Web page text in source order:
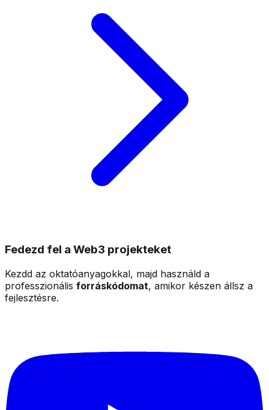
Fedezd fel a Web3 projekteket
Kezdd az oktatóanyagokkal, majd használd a
professzionális forráskódomat, amikor készen állsz a
fejlesztésre.